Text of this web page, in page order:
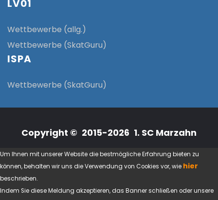
LV01
Wettbewerbe (allg.)
Wettbewerbe (SkatGuru)
ISPA
Wettbewerbe (SkatGuru)
Copyright © 2015-2026 1. SC Marzahn
Um Ihnen mit unserer Website die bestmögliche Erfahrung bieten zu
können, behalten wir uns die Verwendung von Cookies vor, wie hier
beschrieben.
Indem Sie diese Meldung akzeptieren, das Banner schließen oder unsere